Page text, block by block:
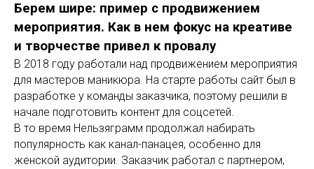
Берем шире: пример с продвижением
мероприятия. Как в нем фокус на креативе
и творчестве привел к провалу
В 2018 году работали над продвижением мероприятия
для мастеров маникюра. На старте работы сайт был в
разработке у команды заказчика, поэтому решили в
начале подготовить контент для соцсетей.
В то время Нельзяграмм продолжал набирать
популярность как канал-панацея, особенно для
женской аудитории. Заказчик работал с партнером,